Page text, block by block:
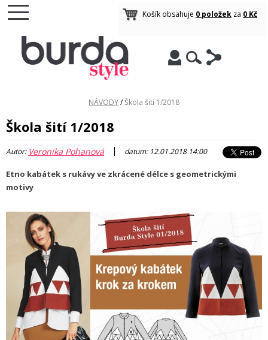
Košík obsahuje 0 položek za 0 Kč
NÁVODY/Škola šití 1/2018
Škola šití 1/2018
Autor: Veronika Pohanová | datum: 12.01.2018 14:00
Etno kabátek s rukávy ve zkrácené délce s geometrickými
motivy